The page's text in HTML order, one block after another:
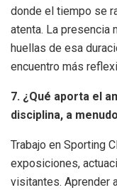
donde el tiempo se
atenta. La presencia
huellas de esa
encuentro más
7. ¿Qué aporta el
disciplina, a
Trabajo en Sporting
exposiciones,
visitantes. Aprender